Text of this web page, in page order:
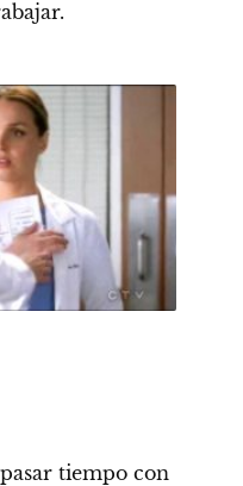
tiempo con